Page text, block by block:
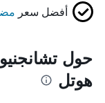
أفضل سعر
حول
هوتل